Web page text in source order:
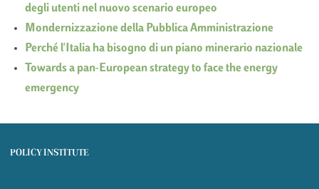
degli utenti nel nuovo scenario europeo
Mondernizzazione della Pubblica Amministrazione
Perché l'Italia ha bisogno di un piano minerario nazionale
Towards a pan-European strategy to face the energy
emergency
POLICY INSTITUTE